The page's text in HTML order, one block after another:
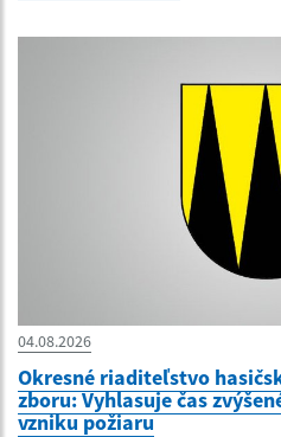
04.08.2026
Okresné riaditeľstvo
zboru: Vyhlasuje čas
vzniku požiaru